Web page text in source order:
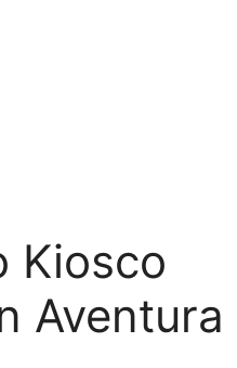
Kiosco
Aventura